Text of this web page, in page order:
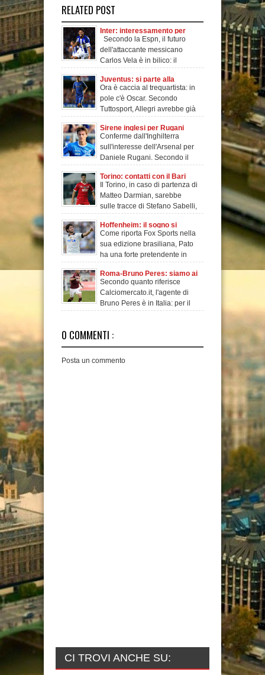
RELATED POST
Inter: interessamento per
Carlos Vela
Secondo la Espn, il futuro
dell'attaccante messicano
Carlos Vela è in bilico: il
Juventus: si parte alla
ricerca di Oscar
Ora è caccia al trequartista: in
pole c'è Oscar. Secondo
Tuttosport, Allegri avrebbe già
Sirene inglesi per Rugani
Conferme dall'Inghilterra
sull'interesse dell'Arsenal per
Daniele Rugani. Secondo il
Torino: contatti con il Bari
per Sabelli
Il Torino, in caso di partenza di
Matteo Darmian, sarebbe
sulle tracce di Stefano Sabelli,
Hoffenheim: il sogno si
chiama Pato
Come riporta Fox Sports nella
sua edizione brasiliana, Pato
ha una forte pretendente in
Roma-Bruno Peres: siamo ai
titoli di coda
Secondo quanto riferisce
Calciomercato.it, l'agente di
Bruno Peres è in Italia: per il
0 COMMENTI :
Posta un commento
CI TROVI ANCHE SU: